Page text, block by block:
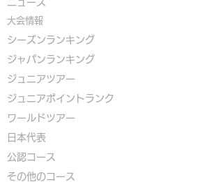
​ニュース
大会情報
シーズンランキング
ジャパンランキング
ジュニアツアー
ジュニアポイントランク
​ワールドツアー
​​日本代表
公認コース
​その他のコース